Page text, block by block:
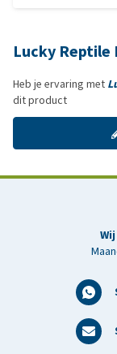
Lucky
Heb je ervaring met
dit product